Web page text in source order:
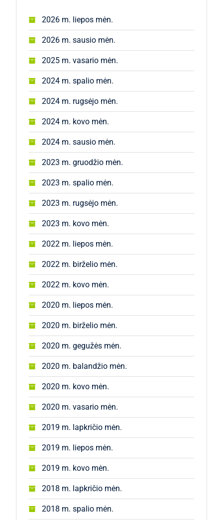
2026 m. liepos mėn.
2026 m. sausio mėn.
2025 m. vasario mėn.
2024 m. spalio mėn.
2024 m. rugsėjo mėn.
2024 m. kovo mėn.
2024 m. sausio mėn.
2023 m. gruodžio mėn.
2023 m. spalio mėn.
2023 m. rugsėjo mėn.
2023 m. kovo mėn.
2022 m. liepos mėn.
2022 m. birželio mėn.
2022 m. kovo mėn.
2020 m. liepos mėn.
2020 m. birželio mėn.
2020 m. gegužės mėn.
2020 m. balandžio mėn.
2020 m. kovo mėn.
2020 m. vasario mėn.
2019 m. lapkričio mėn.
2019 m. liepos mėn.
2019 m. kovo mėn.
2018 m. lapkričio mėn.
2018 m. spalio mėn.